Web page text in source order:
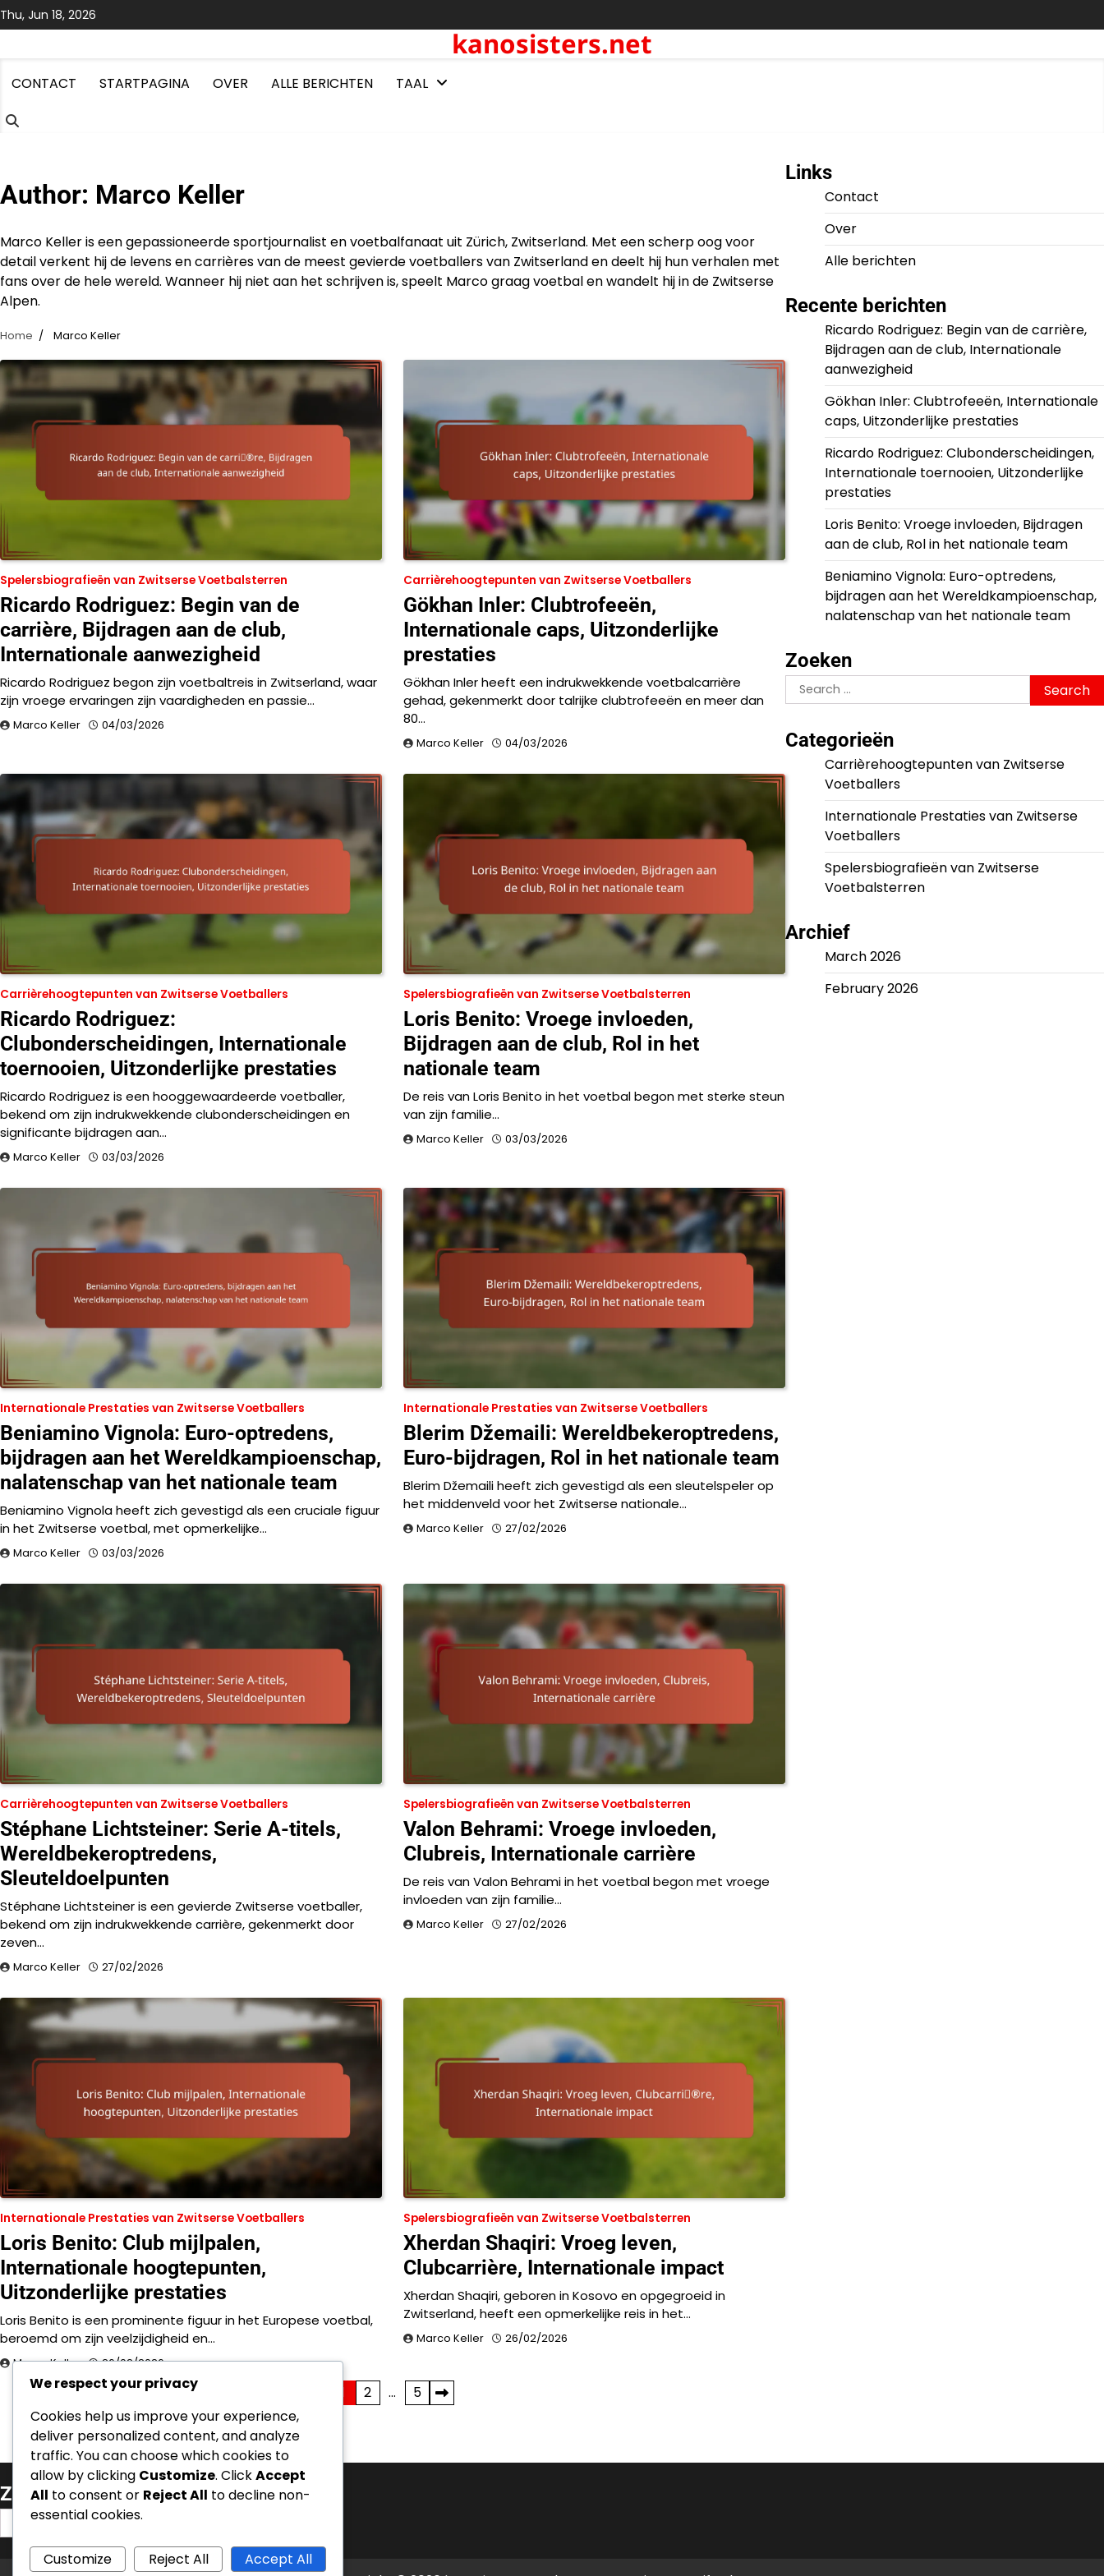
Skip
to
Thu, Jun 18, 2026
kanosisters.net
CONTACT STARTPAGINA OVER ALLE BERICHTEN TAAL
Author: Marco Keller
Marco Keller is een gepassioneerde sportjournalist en voetbalfanaat uit Zürich, Zwitserland. Met een scherp oog voor
detail verkent hij de levens en carrières van de meest gevierde voetballers van Zwitserland en deelt hij hun verhalen met
fans over de hele wereld. Wanneer hij niet aan het schrijven is, speelt Marco graag voetbal en wandelt hij in de Zwitserse
Alpen.
Home Marco Keller
Spelersbiografieën van Zwitserse Voetbalsterren
Ricardo Rodriguez: Begin van de
carrière, Bijdragen aan de club,
Internationale aanwezigheid
Ricardo Rodriguez begon zijn voetbaltreis in Zwitserland, waar
zijn vroege ervaringen zijn vaardigheden en passie…
Marco Keller 04/03/2026
Carrièrehoogtepunten van Zwitserse Voetballers
Gökhan Inler: Clubtrofeeën,
Internationale caps, Uitzonderlijke
prestaties
Gökhan Inler heeft een indrukwekkende voetbalcarrière
gehad, gekenmerkt door talrijke clubtrofeeën en meer dan
80…
Marco Keller 04/03/2026
Carrièrehoogtepunten van Zwitserse Voetballers
Ricardo Rodriguez:
Clubonderscheidingen, Internationale
toernooien, Uitzonderlijke prestaties
Ricardo Rodriguez is een hooggewaardeerde voetballer,
bekend om zijn indrukwekkende clubonderscheidingen en
significante bijdragen aan…
Marco Keller 03/03/2026
Spelersbiografieën van Zwitserse Voetbalsterren
Loris Benito: Vroege invloeden,
Bijdragen aan de club, Rol in het
nationale team
De reis van Loris Benito in het voetbal begon met sterke steun
van zijn familie…
Marco Keller 03/03/2026
Internationale Prestaties van Zwitserse Voetballers
Beniamino Vignola: Euro-optredens,
bijdragen aan het Wereldkampioenschap,
nalatenschap van het nationale team
Beniamino Vignola heeft zich gevestigd als een cruciale figuur
in het Zwitserse voetbal, met opmerkelijke…
Marco Keller 03/03/2026
Internationale Prestaties van Zwitserse Voetballers
Blerim Džemaili: Wereldbekeroptredens,
Euro-bijdragen, Rol in het nationale team
Blerim Džemaili heeft zich gevestigd als een sleutelspeler op
het middenveld voor het Zwitserse nationale…
Marco Keller 27/02/2026
Carrièrehoogtepunten van Zwitserse Voetballers
Stéphane Lichtsteiner: Serie A-titels,
Wereldbekeroptredens,
Sleuteldoelpunten
Stéphane Lichtsteiner is een gevierde Zwitserse voetballer,
bekend om zijn indrukwekkende carrière, gekenmerkt door
zeven…
Marco Keller 27/02/2026
Spelersbiografieën van Zwitserse Voetbalsterren
Valon Behrami: Vroege invloeden,
Clubreis, Internationale carrière
De reis van Valon Behrami in het voetbal begon met vroege
invloeden van zijn familie…
Marco Keller 27/02/2026
Internationale Prestaties van Zwitserse Voetballers
Loris Benito: Club mijlpalen,
Internationale hoogtepunten,
Uitzonderlijke prestaties
Loris Benito is een prominente figuur in het Europese voetbal,
beroemd om zijn veelzijdigheid en…
Marco Keller 26/02/2026
Spelersbiografieën van Zwitserse Voetbalsterren
Xherdan Shaqiri: Vroeg leven,
Clubcarrière, Internationale impact
Xherdan Shaqiri, geboren in Kosovo en opgegroeid in
Zwitserland, heeft een opmerkelijke reis in het…
Marco Keller 26/02/2026
Posts
pagination
1 2 … 5
Links
Contact
Over
Alle berichten
Recente berichten
Ricardo Rodriguez: Begin van de carrière,
Bijdragen aan de club, Internationale
aanwezigheid
Gökhan Inler: Clubtrofeeën, Internationale
caps, Uitzonderlijke prestaties
Ricardo Rodriguez: Clubonderscheidingen,
Internationale toernooien, Uitzonderlijke
prestaties
Loris Benito: Vroege invloeden, Bijdragen
aan de club, Rol in het nationale team
Beniamino Vignola: Euro-optredens,
bijdragen aan het Wereldkampioenschap,
nalatenschap van het nationale team
Zoeken
Search
for:
Categorieën
Carrièrehoogtepunten van Zwitserse
Voetballers
Internationale Prestaties van Zwitserse
Voetballers
Spelersbiografieën van Zwitserse
Voetbalsterren
Archief
March 2026
February 2026
Zoeken
Search
for:
We respect your privacy
Cookies help us improve your experience,
deliver personalized content, and analyze
traffic. You can choose which cookies to
allow by clicking Customize. ClickAccept
All to consent or Reject All to decline non-
essential cookies.
Customize Reject All Accept All